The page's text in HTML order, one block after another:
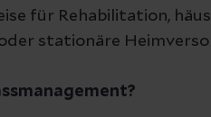
für Rehabilitation,
stationäre